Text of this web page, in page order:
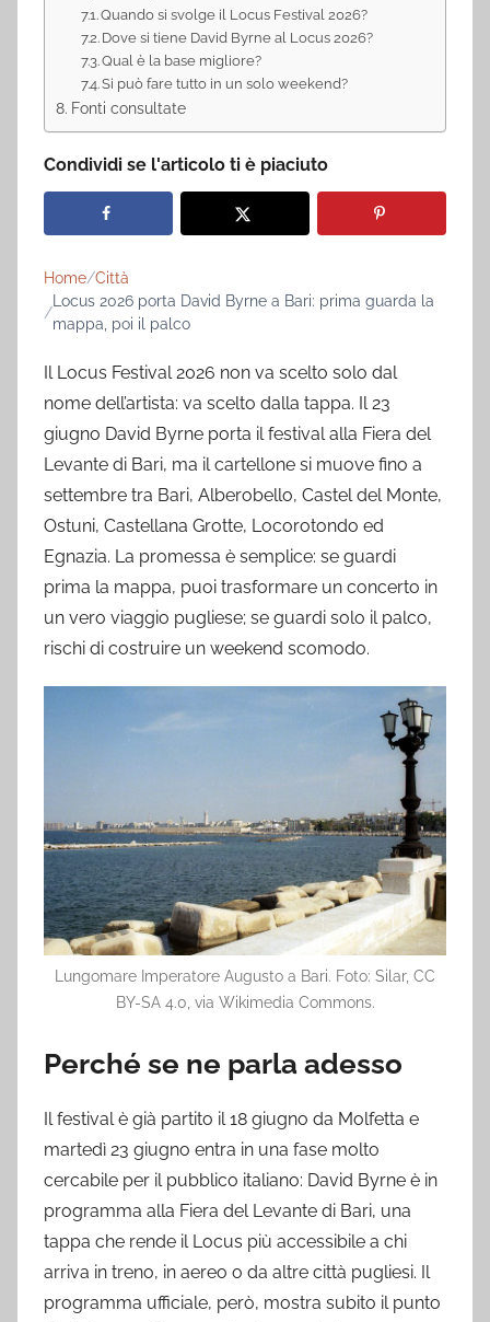
Quando si svolge il Locus Festival 2026?
Dove si tiene David Byrne al Locus 2026?
Qual è la base migliore?
Si può fare tutto in un solo weekend?
Fonti consultate
Condividi se l'articolo ti è piaciuto
Home Città
Locus 2026 porta David Byrne a Bari: prima guarda la
mappa, poi il palco
Il Locus Festival 2026 non va scelto solo dal
nome dell’artista: va scelto dalla tappa. Il 23
giugno David Byrne porta il festival alla Fiera del
Levante di Bari, ma il cartellone si muove fino a
settembre tra Bari, Alberobello, Castel del Monte,
Ostuni, Castellana Grotte, Locorotondo ed
Egnazia. La promessa è semplice: se guardi
prima la mappa, puoi trasformare un concerto in
un vero viaggio pugliese; se guardi solo il palco,
rischi di costruire un weekend scomodo.
Lungomare Imperatore Augusto a Bari. Foto: Silar, CC
BY-SA 4.0, via Wikimedia Commons.
Perché se ne parla adesso
Il festival è già partito il 18 giugno da Molfetta e
martedì 23 giugno entra in una fase molto
cercabile per il pubblico italiano: David Byrne è in
programma alla Fiera del Levante di Bari, una
tappa che rende il Locus più accessibile a chi
arriva in treno, in aereo o da altre città pugliesi. Il
programma ufficiale, però, mostra subito il punto